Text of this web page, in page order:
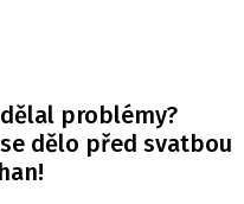
problémy?
dělo před svatbou